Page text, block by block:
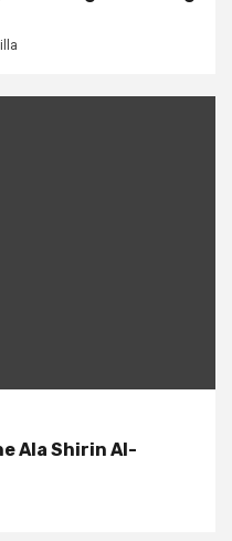
Ala Shirin Al-